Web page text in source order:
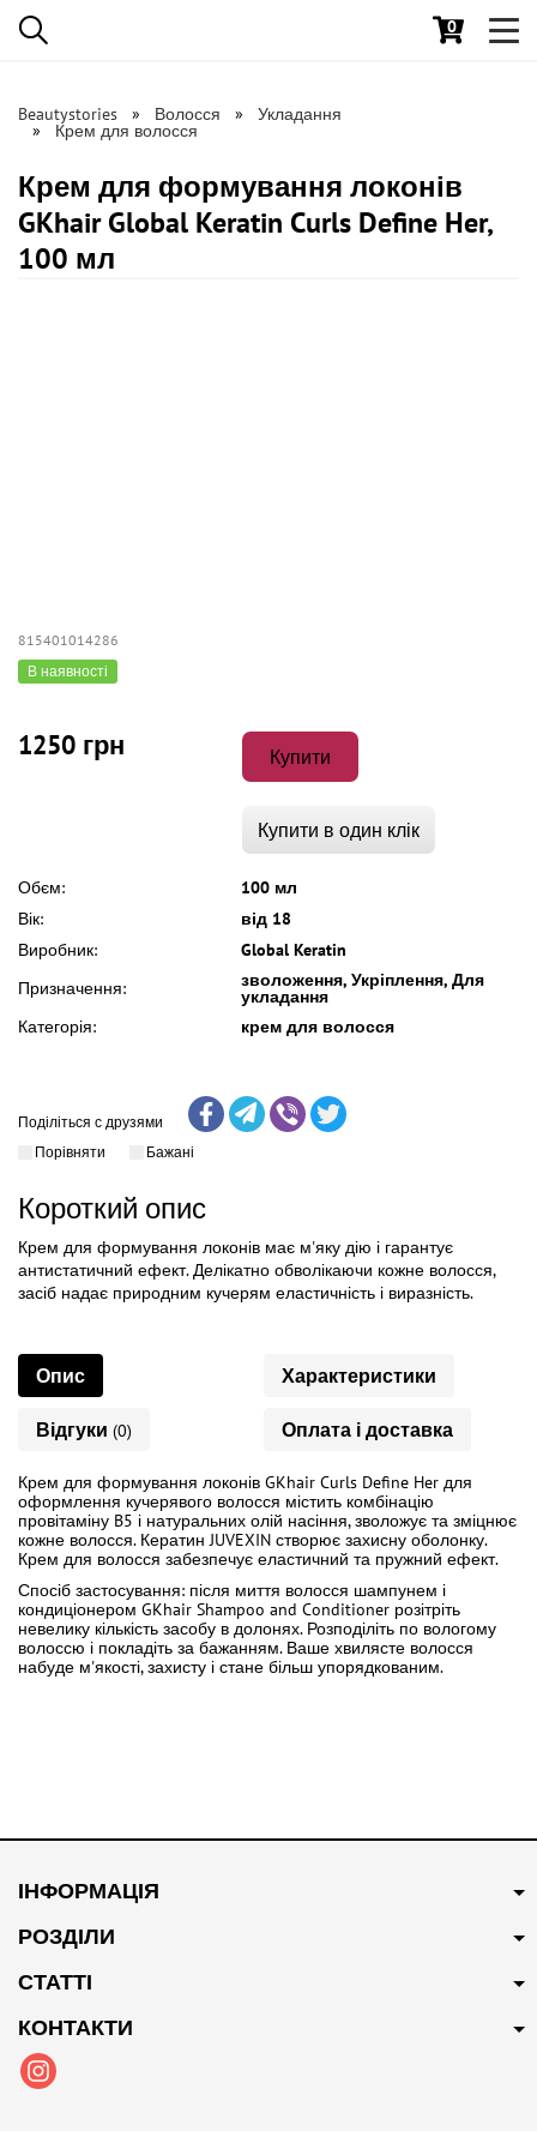
0
Beautystories Волосся Укладання
Крем для волосся
Крем для формування локонів
GKhair Global Keratin Curls Define Her,
100 мл
815401014286
В наявності
1250 грн Купити
Купити в один клік
Обєм:
100 мл
Вік:
від 18
Виробник:
Global Keratin
Призначення:
зволоження, Укріплення, Для
укладання
Категорія:
крем для волосся
Поділіться с друзями
Порівняти
Бажані
Короткий опис
Крем для формування локонів має м'яку дію і гарантує
антистатичний ефект. Делікатно обволікаючи кожне волосся,
засіб надає природним кучерям еластичність і виразність.
Опис Характеристики
Відгуки (0) Оплата і доставка
Крем для формування локонів GKhair Curls Define Her для
оформлення кучерявого волосся містить комбінацію
провітаміну B5 і натуральних олій насіння, зволожує та зміцнює
кожне волосся. Кератин JUVEXIN створює захисну оболонку.
Крем для волосся забезпечує еластичний та пружний ефект.
Спосіб застосування: після миття волосся шампунем і
кондиціонером GKhair Shampoo and Conditioner розітріть
невелику кількість засобу в долонях. Розподіліть по вологому
волоссю і покладіть за бажанням. Ваше хвилясте волосся
набуде м'якості, захисту і стане більш упорядкованим.
ІНФОРМАЦІЯ
РОЗДІЛИ
СТАТТІ
КОНТАКТИ